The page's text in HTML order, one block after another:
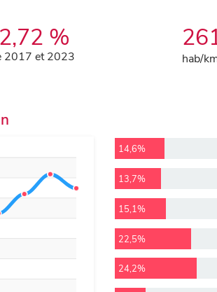
2,72 %
2017 et 2023 hab/
14,6%
13,7%
15,1%
22,5%
24,2%